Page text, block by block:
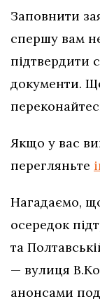
Заповнити
спершу вам
підтвердити
документи.
Якщо у вас
перегляньте
Нагадаємо,
осередок
та
— вулиця
анонсами